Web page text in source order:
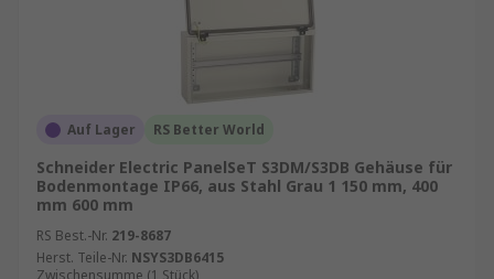
werden branchenübergreifend eingesetzt, etwa
in der Elektrotechnik, im Maschinenbau oder in
der Gebäudeautomation. Sie bieten durchdachte
Lösungen für die Unterbringung von
Steuerungseinheiten, Schaltgeräten und
Ob als zentraler Schaltschrank, Verteilerbox oder
Steuergehäuse – Standgehäuse ermöglichen eine
strukturierte, sichere und normgerechte
Auf Lager RS Better World
Schneider Electric PanelSeT S3DM/S3DB Gehäuse für
Bodenmontage IP66, aus Stahl Grau 1 150 mm, 400
mm 600 mm
RS Best.-Nr. 219-8687
Herst. Teile-Nr. NSYS3DB6415
Zwischensumme (1 Stück)